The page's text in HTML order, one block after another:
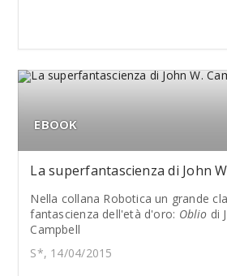
EBOOK
La superfantascienza di John
Nella collana Robotica un grande
fantascienza dell'età d'oro: Oblio di
Campbell
S*, 14/04/2015